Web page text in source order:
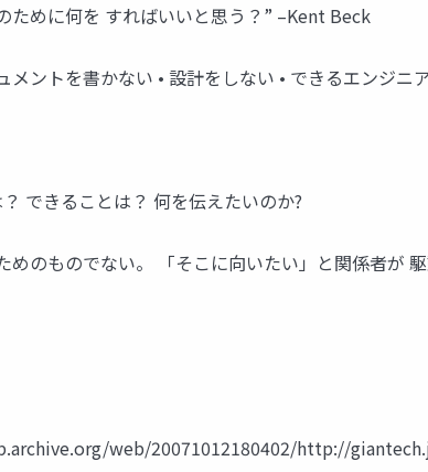
ために何を すればいいと思う？” –Kent Beck
メントを書かない • 設計をしない • できるエンジ
できることは？ 何を伝えたいのか?
のものでない。 「そこに向いたい」と関係者が
web/20071012180402/http://